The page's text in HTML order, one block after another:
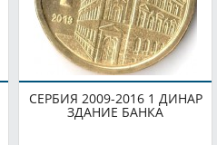
СЕРБИЯ 2009-2016 1 ДИНАР
ЗДАНИЕ БАНКА